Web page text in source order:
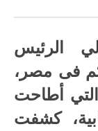
الرئيس
فى مصر،
التي أطاحت
كشفت